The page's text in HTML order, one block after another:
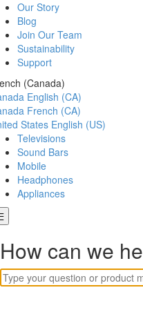
Our Story
Blog
Join Our Team
Sustainability
Support
(Canada)
English (CA)
French (CA)
States English (US)
Televisions
Sound Bars
Mobile
Headphones
Appliances
How can we